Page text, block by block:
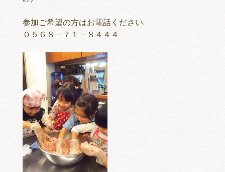
参加ご希望の方はお電話ください.
０５６８－７１－８４４４